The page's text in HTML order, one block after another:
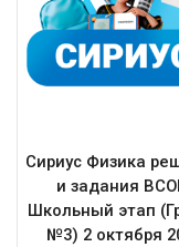
Сириус Физика
и задания
Школьный этап
№3) 2 октября